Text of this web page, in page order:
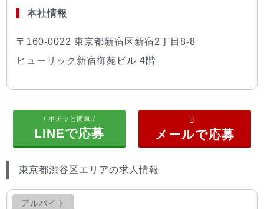
本社情報
〒160-0022 東京都新宿区新宿2丁目8-8
ヒューリック新宿御苑ビル 4階
\ ポチッと簡単 /
LINEで応募
東京都渋谷区エリアの求人情報
アルバイト